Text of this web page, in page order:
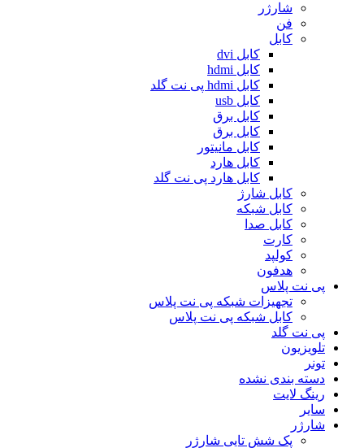
شارژر
فن
کابل
کابل dvi
کابل hdmi
کابل hdmi پی نت گلد
کابل usb
کابل برق
کابل برق
کابل مانیتور
کابل هارد
کابل هارد پی نت گلد
کابل شارژ
کابل شبکه
کابل صدا
کارت
کولپد
هدفون
پی نت پلاس
تجهیزات شبکه پی نت پلاس
کابل شبکه پی نت پلاس
پی نت گلد
تلویزیون
تونر
دسته بندی نشده
رینگ لایت
سایر
شارژر
پک شش تایی شارژر